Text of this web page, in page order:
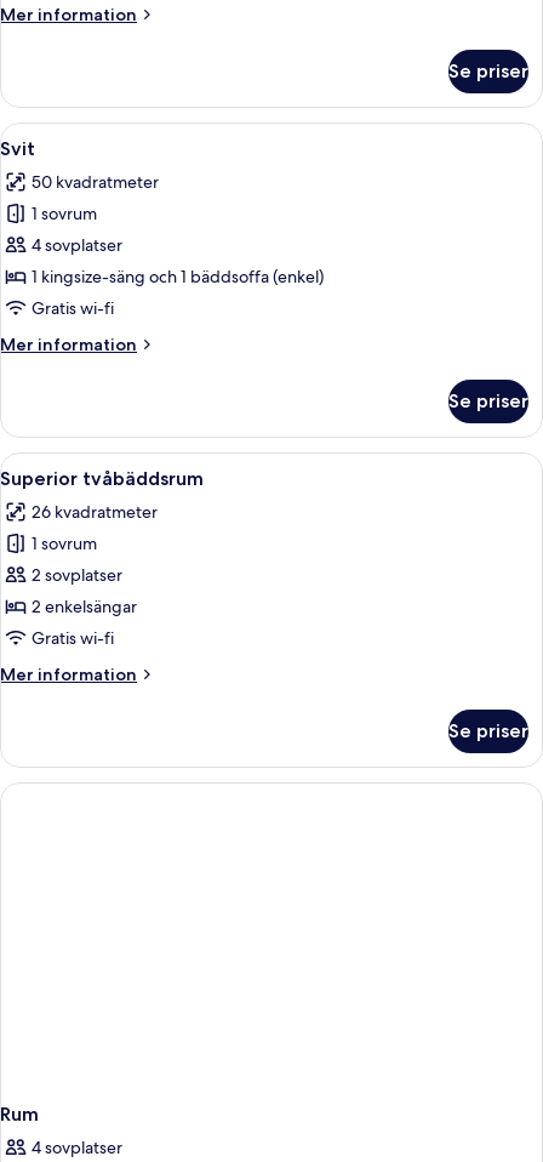
Mer information
Mer
tvåbäddsrum
(Plus)
Se priser
Öppna
alla
foton
för
Svit
Ett modernt rum med två grå
5
Svit
50 kvadratmeter
1 sovrum
4 sovplatser
1 kingsize-säng och 1 bäddsoffa (enkel)
Gratis wi-fi
Mer information
Mer
Se priser
Öppna
alla
foton
för
Superior
tvåbäddsrum
Ett hotellrum med två sängar, ett
5
Superior tvåbäddsrum
26 kvadratmeter
1 sovrum
2 sovplatser
2 enkelsängar
Gratis wi-fi
Mer information
Mer
tvåbäddsrum
Se priser
Rum
4 sovplatser